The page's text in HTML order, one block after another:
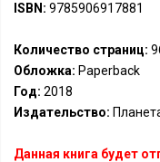
ISBN: 9785906917881
Количество страниц:
Обложка: Paperback
Год: 2018
Издательство:
Данная книга будет